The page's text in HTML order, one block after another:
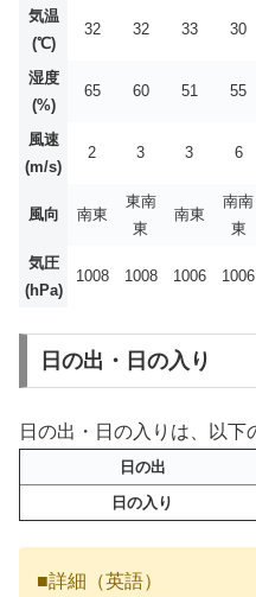
気温
(℃)
32 32 33 30
湿度
(%)
65 60 51 55
風速
(m/s)
2 3 3 6
風向 南東
東南
東
南東
南南
東
気圧
(hPa)
1008 1008 1006 1006
日の出・日の入り
日の出・日の入りは、以下
日の出
日の入り
■詳細（英語）